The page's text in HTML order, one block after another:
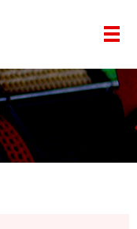
メ